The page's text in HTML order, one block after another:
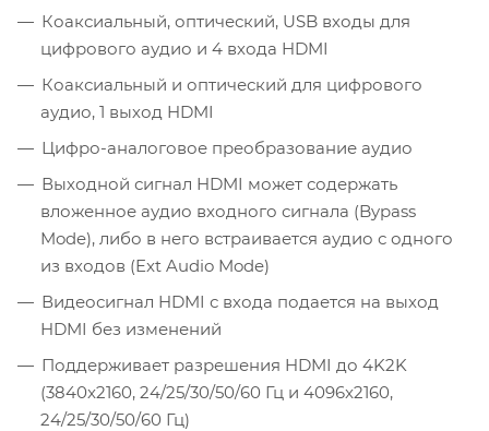
Коаксиальный, оптический, USB входы для
цифрового аудио и 4 входа HDMI
Коаксиальный и оптический для цифрового
аудио, 1 выход HDMI
Цифро-аналоговое преобразование аудио
Выходной сигнал HDMI может содержать
вложенное аудио входного сигнала (Bypass
Mode), либо в него встраивается аудио с одного
из входов (Ext Audio Mode)
Видеосигнал HDMI с входа подается на выход
HDMI без изменений
Поддерживает разрешения HDMI до 4K2K
(3840x2160, 24/25/30/50/60 Гц и 4096x2160,
24/25/30/50/60 Гц)